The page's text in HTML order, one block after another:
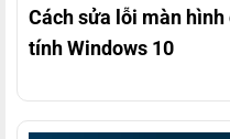
Cách sửa lỗi màn
tính Windows 10